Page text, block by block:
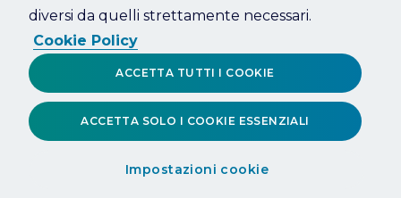
diversi da quelli strettamente necessari.
Cookie Policy
Impostazioni cookie
ACCETTA SOLO I COOKIE ESSENZIALI
ACCETTA TUTTI I COOKIE